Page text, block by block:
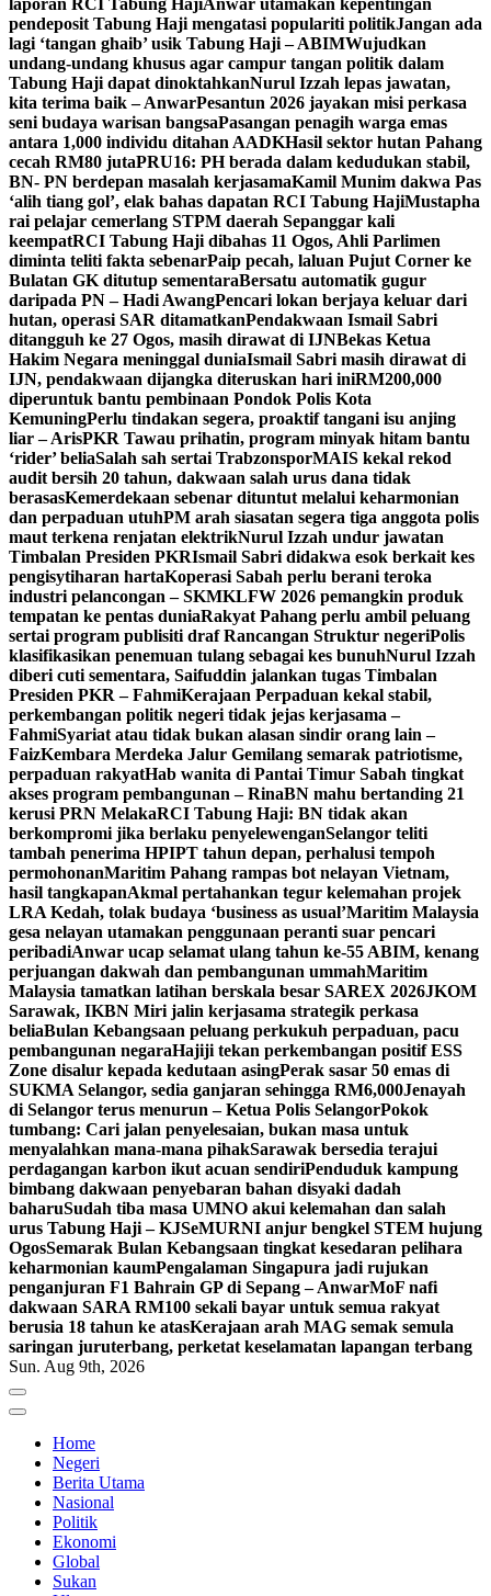
laporan RCI Tabung HajiAnwar utamakan kepentingan
pendeposit Tabung Haji mengatasi populariti politikJangan ada
lagi ‘tangan ghaib’ usik Tabung Haji – ABIMWujudkan
undang-undang khusus agar campur tangan politik dalam
Tabung Haji dapat dinoktahkanNurul Izzah lepas jawatan,
kita terima baik – AnwarPesantun 2026 jayakan misi perkasa
seni budaya warisan bangsaPasangan penagih warga emas
antara 1,000 individu ditahan AADKHasil sektor hutan Pahang
cecah RM80 jutaPRU16: PH berada dalam kedudukan stabil,
BN- PN berdepan masalah kerjasamaKamil Munim dakwa Pas
‘alih tiang gol’, elak bahas dapatan RCI Tabung HajiMustapha
rai pelajar cemerlang STPM daerah Sepanggar kali
keempatRCI Tabung Haji dibahas 11 Ogos, Ahli Parlimen
diminta teliti fakta sebenarPaip pecah, laluan Pujut Corner ke
Bulatan GK ditutup sementaraBersatu automatik gugur
daripada PN – Hadi AwangPencari lokan berjaya keluar dari
hutan, operasi SAR ditamatkanPendakwaan Ismail Sabri
ditangguh ke 27 Ogos, masih dirawat di IJNBekas Ketua
Hakim Negara meninggal duniaIsmail Sabri masih dirawat di
IJN, pendakwaan dijangka diteruskan hari iniRM200,000
diperuntuk bantu pembinaan Pondok Polis Kota
KemuningPerlu tindakan segera, proaktif tangani isu anjing
liar – ArisPKR Tawau prihatin, program minyak hitam bantu
‘rider’ beliaSalah sah sertai TrabzonsporMAIS kekal rekod
audit bersih 20 tahun, dakwaan salah urus dana tidak
berasasKemerdekaan sebenar dituntut melalui keharmonian
dan perpaduan utuhPM arah siasatan segera tiga anggota polis
maut terkena renjatan elektrikNurul Izzah undur jawatan
Timbalan Presiden PKRIsmail Sabri didakwa esok berkait kes
pengisytiharan hartaKoperasi Sabah perlu berani teroka
industri pelancongan – SKMKLFW 2026 pemangkin produk
tempatan ke pentas duniaRakyat Pahang perlu ambil peluang
sertai program publisiti draf Rancangan Struktur negeriPolis
klasifikasikan penemuan tulang sebagai kes bunuhNurul Izzah
diberi cuti sementara, Saifuddin jalankan tugas Timbalan
Presiden PKR – FahmiKerajaan Perpaduan kekal stabil,
perkembangan politik negeri tidak jejas kerjasama –
FahmiSyariat atau tidak bukan alasan sindir orang lain –
FaizKembara Merdeka Jalur Gemilang semarak patriotisme,
perpaduan rakyatHab wanita di Pantai Timur Sabah tingkat
akses program pembangunan – RinaBN mahu bertanding 21
kerusi PRN MelakaRCI Tabung Haji: BN tidak akan
berkompromi jika berlaku penyelewenganSelangor teliti
tambah penerima HPIPT tahun depan, perhalusi tempoh
permohonanMaritim Pahang rampas bot nelayan Vietnam,
hasil tangkapanAkmal pertahankan tegur kelemahan projek
LRA Kedah, tolak budaya ‘business as usual’Maritim Malaysia
gesa nelayan utamakan penggunaan peranti suar pencari
peribadiAnwar ucap selamat ulang tahun ke-55 ABIM, kenang
perjuangan dakwah dan pembangunan ummahMaritim
Malaysia tamatkan latihan berskala besar SAREX 2026JKOM
Sarawak, IKBN Miri jalin kerjasama strategik perkasa
beliaBulan Kebangsaan peluang perkukuh perpaduan, pacu
pembangunan negaraHajiji tekan perkembangan positif ESS
Zone disalur kepada kedutaan asingPerak sasar 50 emas di
SUKMA Selangor, sedia ganjaran sehingga RM6,000Jenayah
di Selangor terus menurun – Ketua Polis SelangorPokok
tumbang: Cari jalan penyelesaian, bukan masa untuk
menyalahkan mana-mana pihakSarawak bersedia terajui
perdagangan karbon ikut acuan sendiriPenduduk kampung
bimbang dakwaan penyebaran bahan disyaki dadah
baharuSudah tiba masa UMNO akui kelemahan dan salah
urus Tabung Haji – KJSeMURNI anjur bengkel STEM hujung
OgosSemarak Bulan Kebangsaan tingkat kesedaran pelihara
keharmonian kaumPengalaman Singapura jadi rujukan
penganjuran F1 Bahrain GP di Sepang – AnwarMoF nafi
dakwaan SARA RM100 sekali bayar untuk semua rakyat
berusia 18 tahun ke atasKerajaan arah MAG semak semula
saringan juruterbang, perketat keselamatan lapangan terbang
Sun. Aug 9th, 2026
Home
Negeri
Berita Utama
Nasional
Politik
Ekonomi
Global
Sukan